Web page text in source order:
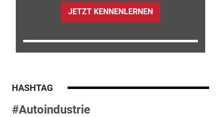
JETZT KENNENLERNEN
HASHTAG
#Autoindustrie